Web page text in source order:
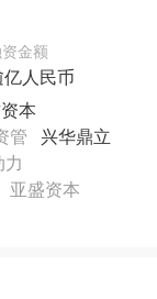
金额
亿人民币
本
管
兴华鼎立
亚盛资本